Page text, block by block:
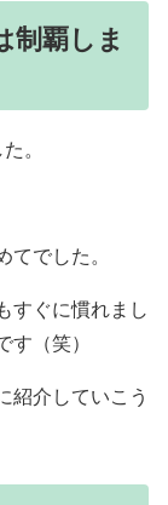
制覇しま
。
でした。
すぐに慣れまし
す（笑）
紹介していこう